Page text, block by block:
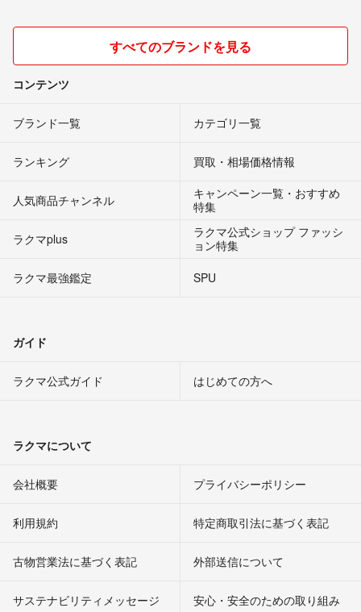
すべてのブランドを見る
コンテンツ
ブランド一覧 カテゴリ一覧
ランキング 買取・相場価格情報
人気商品チャンネル
キャンペーン一覧・おすすめ
特集
ラクマplus
ラクマ公式ショップ ファッシ
ョン特集
ラクマ最強鑑定
SPU
ガイド
ラクマ公式ガイド はじめての方へ
ラクマについて
会社概要 プライバシーポリシー
利用規約 特定商取引法に基づく表記
古物営業法に基づく表記 外部送信について
サステナビリティメッセージ 安心・安全のための取り組み